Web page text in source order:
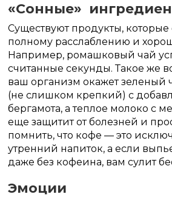
«Сонные»
Существуют продукты, которые
полному расслаблению и
Например, ромашковый чай
считанные секунды. Такое же
ваш организм окажет зеленый
(не слишком крепкий) с
бергамота, а теплое молоко с
еще защитит от болезней и
помнить, что кофе — это
утренний напиток, а если
даже без кофеина, вам сулит
Эмоции